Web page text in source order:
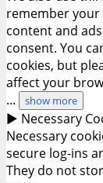
remember your
content and
consent. You
cookies, but
affect your
...
show more
► Necessary
Necessary
secure log-ins
They do not